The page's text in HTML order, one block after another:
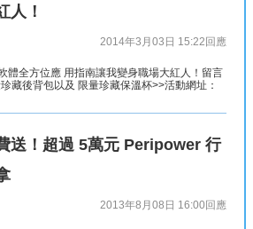
人！
2014年3月03日 15:22 回應
體全方位應 用指南讓我變身職場大紅人！留言
藏後背包以及 限量珍藏保溫杯>>活動網址：
送！超過 5萬元 Peripower 行
2013年8月08日 16:00 回應